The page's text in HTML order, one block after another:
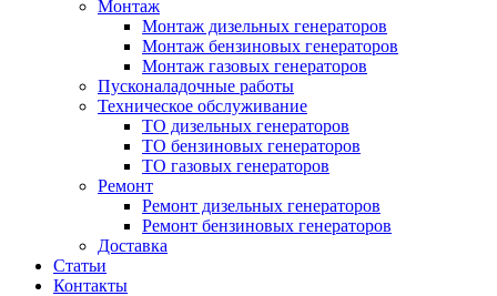
Монтаж
Монтаж дизельных генераторов
Монтаж бензиновых генераторов
Монтаж газовых генераторов
Пусконаладочные работы
Техническое обслуживание
ТО дизельных генераторов
ТО бензиновых генераторов
ТО газовых генераторов
Ремонт
Ремонт дизельных генераторов
Ремонт бензиновых генераторов
Доставка
Статьи
Контакты